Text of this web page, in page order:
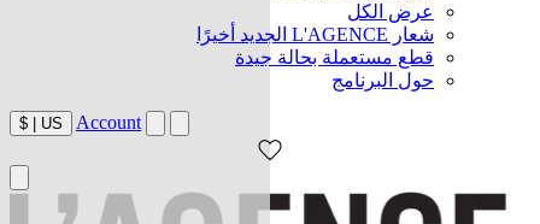
عرض الكل
شعار L'AGENCE الجديد أخيرًا
قطع مستعملة بحالة جيدة
حول البرنامج
US
$ Account